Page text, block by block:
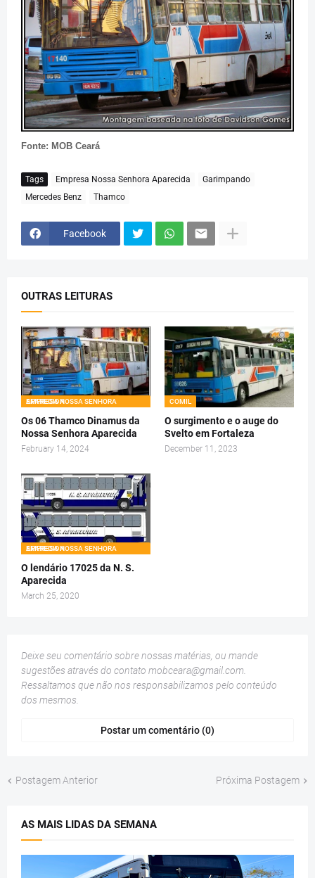
Fonte: MOB Ceará
Tags Empresa Nossa Senhora Aparecida
Garimpando
Mercedes Benz
Thamco
Facebook
OUTRAS LEITURAS
EMPRESA NOSSA SENHORA APARECIDA
Os 06 Thamco Dinamus da
Nossa Senhora Aparecida
February 14, 2024
COMIL
O surgimento e o auge do
Svelto em Fortaleza
December 11, 2023
EMPRESA NOSSA SENHORA APARECIDA
O lendário 17025 da N. S.
Aparecida
March 25, 2020
Deixe seu comentário sobre nossas matérias, ou mande
sugestões através do contato mobceara@gmail.com
Ressaltamos que não nos responsabilizamos pelo conteúdo
dos mesmos.
Postar um comentário (0)
Postagem Anterior Próxima Postagem
AS MAIS LIDAS DA SEMANA